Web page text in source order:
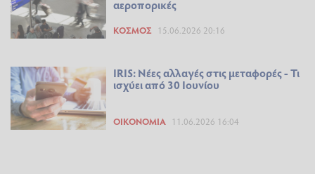
αεροπορικές
ΚΌΣΜΟΣ 15.06.2026 20:16
IRIS: Νέες αλλαγές στις μεταφορές - Τι
ισχύει από 30 Ιουνίου
ΟΙΚΟΝΟΜΊΑ 11.06.2026 16:04